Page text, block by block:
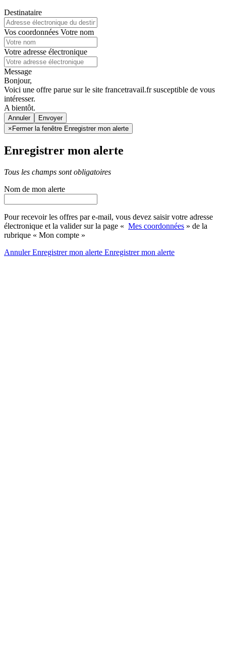
Destinataire
Vos coordonnées Votre nom
Votre adresse électronique
Message
Bonjour,
Voici une offre parue sur le site francetravail.fr susceptible de vous
intéresser.
A bientôt.
Annuler
× Fermer la fenêtre Enregistrer mon alerte
Enregistrer mon alerte
Tous les champs sont obligatoires
Nom de mon alerte
Pour recevoir les offres par e-mail, vous devez saisir votre adresse
électronique et la valider sur la page « Mes coordonnées » de la
rubrique « Mon compte »
AnnulerEnregistrer mon alerte Enregistrermon alerte